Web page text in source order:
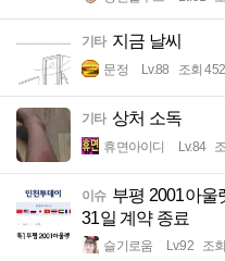
기타 지금 날씨
문정 Lv.88 조회 452
기타 상처 소독
휴면아이디 Lv.84
이슈 부평 2001아울
31일 계약 종료
슬기로움 Lv.92 조